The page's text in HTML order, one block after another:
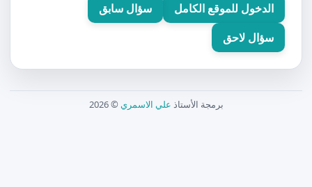
الدخول للموقع الكامل
سؤال سابق
سؤال لاحق
برمجة الأستاذ علي الاسمري © 2026